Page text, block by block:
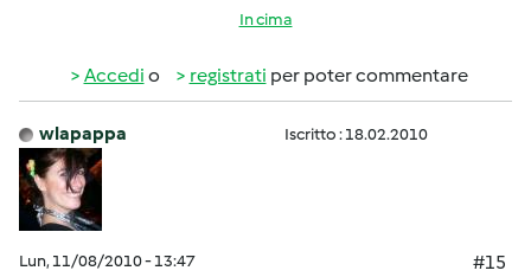
In cima
Accedi o registrati per poter commentare
wlapappa Iscritto : 18.02.2010
Lun, 11/08/2010 - 13:47
#15